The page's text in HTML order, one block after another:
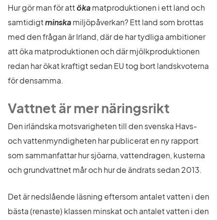
Hur gör man för att öka matproduktionen i ett land och
samtidigt minska miljöpåverkan? Ett land som brottas
med den frågan är Irland, där de har tydliga ambitioner
att öka matproduktionen och där mjölkproduktionen
redan har ökat kraftigt sedan EU tog bort landskvoterna
för densamma.
Vattnet är mer näringsrikt
Den irländska motsvarigheten till den svenska Havs-
och vattenmyndigheten har publicerat en ny rapport
som sammanfattar hur sjöarna, vattendragen, kusterna
och grundvattnet mår och hur de ändrats sedan 2013.
Det är nedslående läsning eftersom antalet vatten i den
bästa (renaste) klassen minskat och antalet vatten i den